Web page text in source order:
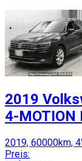
2019
4-MOTION
2019, 60000km,
Preis: